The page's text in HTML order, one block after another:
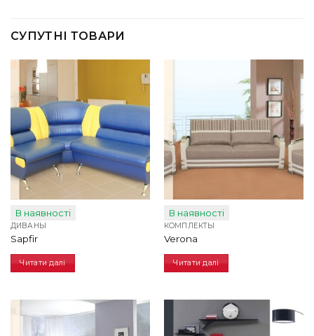
СУПУТНІ ТОВАРИ
В наявності
ДИВАНЫ
Sapfir
Читати далі
В наявності
КОМПЛЕКТЫ
Verona
Читати далі